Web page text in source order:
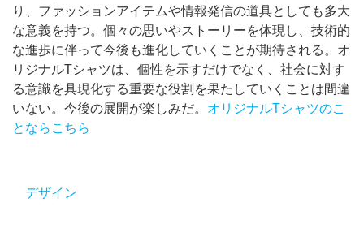
り、ファッションアイテムや情報発信の道具としても多大
な意義を持つ。個々の思いやストーリーを体現し、技術的
な進歩に伴って今後も進化していくことが期待される。オ
リジナルTシャツは、個性を示すだけでなく、社会に対す
る意識を具現化する重要な役割を果たしていくことは間違
いない。今後の展開が楽しみだ。 オリジナルTシャツのこ
とならこちら
デザイン